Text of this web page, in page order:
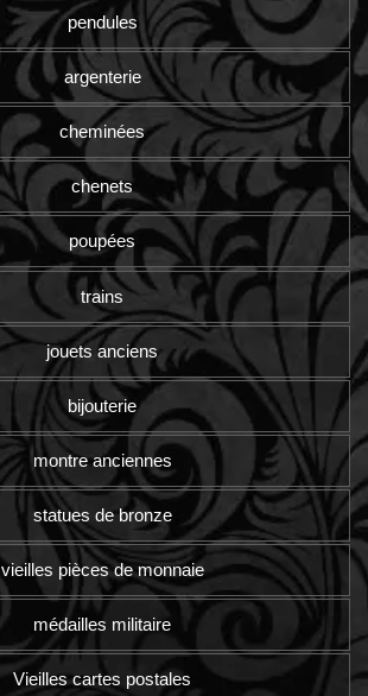
pendules
argenterie
cheminées
chenets
poupées
trains
jouets anciens
bijouterie
montre anciennes
statues de bronze
vieilles pièces de monnaie
médailles militaire
Vieilles cartes postales